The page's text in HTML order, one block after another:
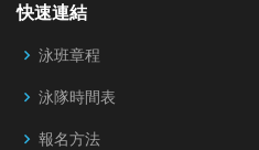
快速連結
泳班章程
泳隊時間表
報名方法